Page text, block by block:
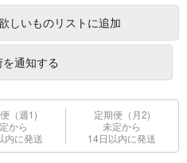
しいものリストに追加
通知する
（週1)
から
内に発送
定期便（月2)
未定から
14日以内に発送